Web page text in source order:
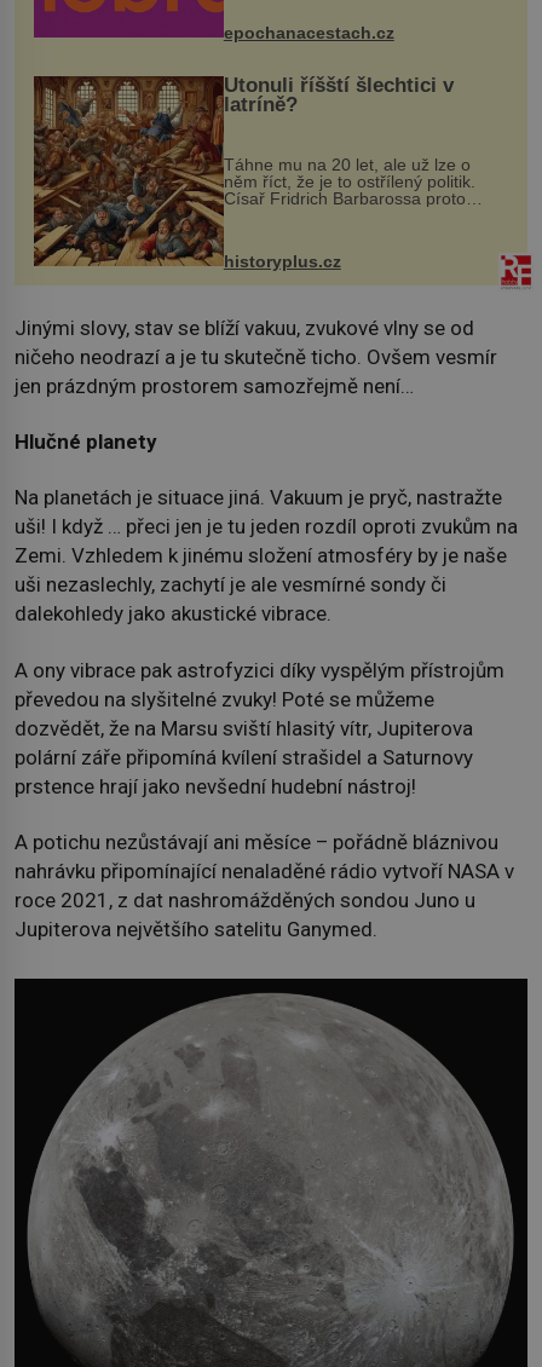
mohou těšit na víno, burčák, pes...
epochanacestach.cz
Utonuli říšští šlechtici v
latríně?
Táhne mu na 20 let, ale už lze o
něm říct, že je to ostřílený politik.
Císař Fridrich Barbarossa proto
posílá svého syna a dědice Jindřicha
VI. do Erfurtu, aby se stal
prostředníkem při řešení sporu m...
historyplus.cz
Jinými slovy, stav se blíží vakuu, zvukové vlny se od
ničeho neodrazí a je tu skutečně ticho. Ovšem vesmír
jen prázdným prostorem samozřejmě není…
Hlučné planety
Na planetách je situace jiná. Vakuum je pryč, nastražte
uši! I když … přeci jen je tu jeden rozdíl oproti zvukům na
Zemi. Vzhledem k jinému složení atmosféry by je naše
uši nezaslechly, zachytí je ale vesmírné sondy či
dalekohledy jako akustické vibrace.
A ony vibrace pak astrofyzici díky vyspělým přístrojům
převedou na slyšitelné zvuky! Poté se můžeme
dozvědět, že na Marsu sviští hlasitý vítr, Jupiterova
polární záře připomíná kvílení strašidel a Saturnovy
prstence hrají jako nevšední hudební nástroj!
A potichu nezůstávají ani měsíce – pořádně bláznivou
nahrávku připomínající nenaladěné rádio vytvoří NASA v
roce 2021, z dat nashromážděných sondou Juno u
Jupiterova největšího satelitu Ganymed.